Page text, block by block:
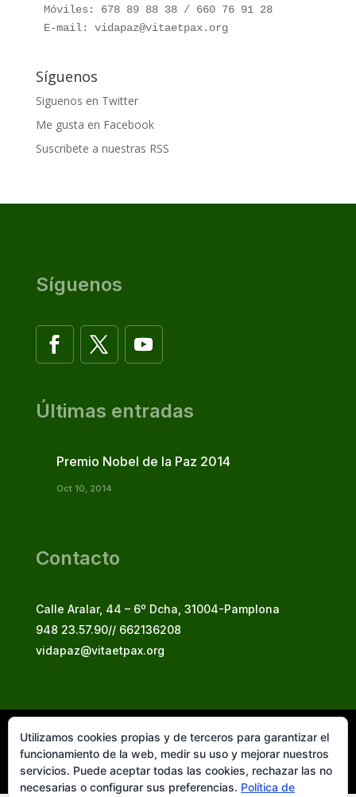
Móviles: 678 89 88 38 / 660 76 91 28
E-mail: vidapaz@vitaetpax.org
Síguenos
Siguenos en Twitter
Me gusta en Facebook
Suscribete a nuestras RSS
Síguenos
Últimas entradas
Premio Nobel de la Paz 2014
Oct 10, 2014
Contacto
Calle Aralar, 44 – 6º Dcha, 31004-Pamplona
948 23.57.90// 662136208
vidapaz@vitaetpax.org
Vita et Pax, 2025
© Instituto Secular Vita et Pax in Christo Jesu
Utilizamos cookies propias y de terceros para garantizar el
funcionamiento de la web, medir su uso y mejorar nuestros
servicios. Puede aceptar todas las cookies, rechazar las no
necesarias o configurar sus preferencias. Política de